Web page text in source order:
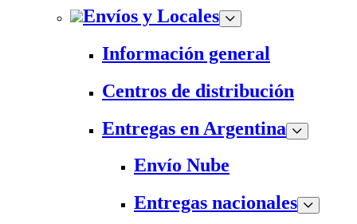
Envíos y Locales
Información general
Centros de distribución
Entregas en Argentina
Envío Nube
Entregas nacionales